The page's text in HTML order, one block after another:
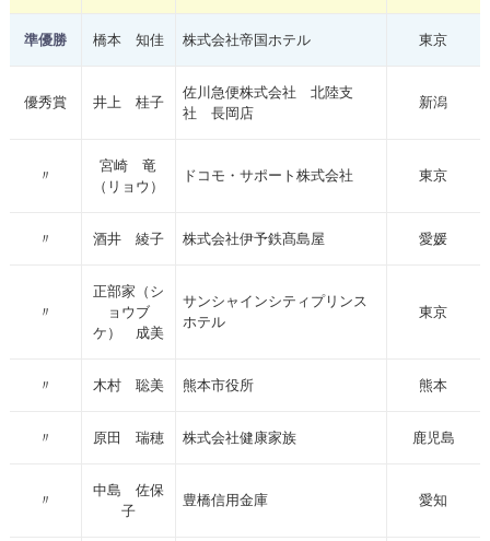
準優勝 橋本 知佳 株式会社帝国ホテル 東京
優秀賞 井上 桂子
佐川急便株式会社 北陸支
社 長岡店
新潟
〃
宮崎 竜
（リョウ）
ドコモ・サポート株式会社 東京
〃 酒井 綾子 株式会社伊予鉄髙島屋 愛媛
〃
正部家（シ
ョウブ
ケ） 成美
サンシャインシティプリンス
ホテル
東京
〃 木村 聡美 熊本市役所 熊本
〃 原田 瑞穂 株式会社健康家族 鹿児島
〃
中島 佐保
子
豊橋信用金庫 愛知